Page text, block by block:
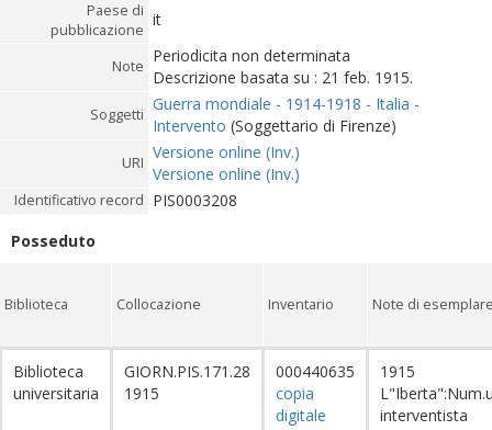
Paese di
pubblicazione
it
Note
Periodicita non determinata
Descrizione basata su : 21 feb. 1915.
Soggetti
Guerra mondiale - 1914-1918 - Italia -
Intervento (Soggettario di Firenze)
URI
Versione online (Inv.)
Versione online (Inv.)
Identificativo record PIS0003208
Posseduto
Biblioteca Collocazione Inventario Note di
Biblioteca
universitaria
GIORN.PIS.171.28
1915
000440635
copia
digitale
1915
interventista